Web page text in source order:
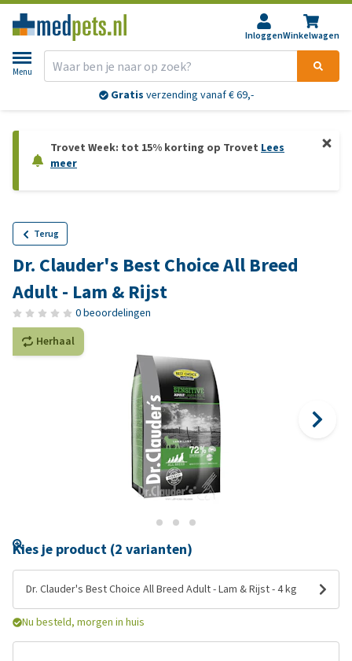
InloggenWinkelwagen
Menu
Gratis verzending vanaf € 69,-
Trovet Week: tot 15% korting op Trovet Lees
meer
Terug
Dr. Clauder's Best Choice All Breed
Adult - Lam & Rijst
0 beoordelingen
Herhaal
Kies je product (2 varianten)
Dr. Clauder's Best Choice All Breed Adult - Lam & Rijst - 4 kg
Nu besteld, morgen in huis